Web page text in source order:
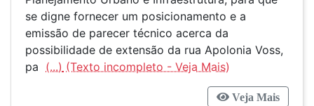
se digne fornecer um posicionamento e a
emissão de parecer técnico acerca da
possibilidade de extensão da rua Apolonia Voss,
pa (...)
Veja Mais